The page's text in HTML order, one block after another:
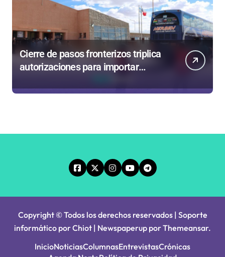
Cierre de pasos fronterizos triplica
autorizaciones para importar
Copyright © Todos los derechos reservados | Soporte
informático por Chiot | Newspaperup porThemeansar.
InicioNoticiasColumnasEntrevistasCrónicas